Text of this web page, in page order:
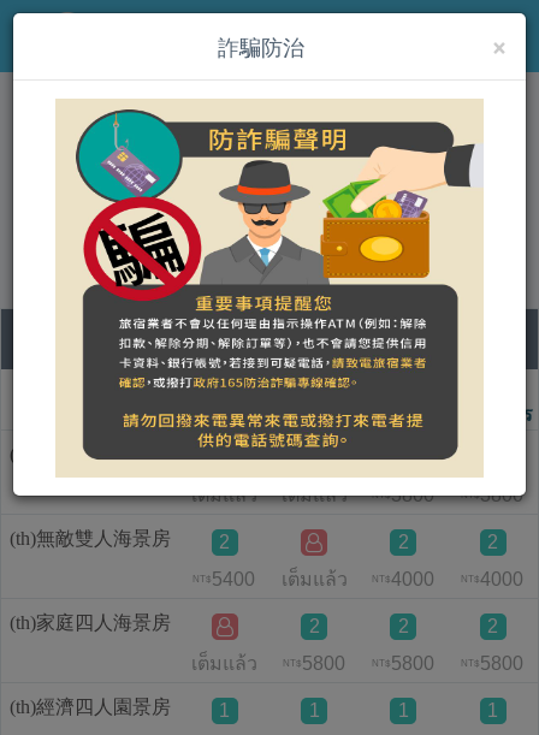
MENU
(th)威尼斯海景會館
營登名稱：
合法民宿 屏東縣206號
(th)極緻雙人海景房
(th)無敵雙人海景房
(th)家庭四人海景房
(th)經濟四人園景房
08
วันเสาร์
09
วันอาทิตย์ วันจันทร์
วันอังคาร
เต็มแล้ว เต็มแล้ว
2
NT$3800 NT$3800
2
NT$ 5400 เต็มแล้ว
2
NT$4000
2
NT$4000
เต็มแล้ว
2
NT$ 5800
2
NT$ 5800
2
NT$ 5800
1 1 1 1
×
詐騙防治